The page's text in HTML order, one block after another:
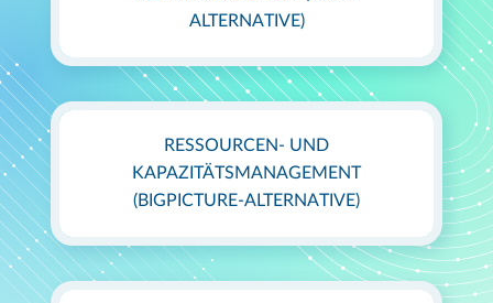
ALTERNATIVE)
RESSOURCEN- UND
KAPAZITÄTSMANAGEMENT
(BIGPICTURE-ALTERNATIVE)